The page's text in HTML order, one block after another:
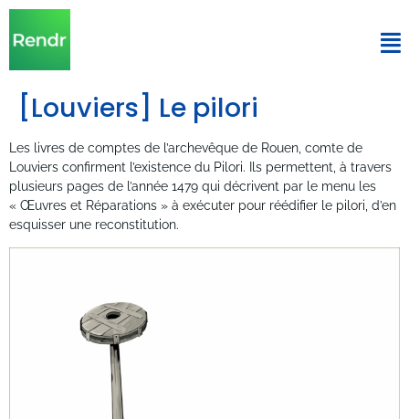
[Louviers] Le pilori
Les livres de comptes de l’archevêque de Rouen, comte de
Louviers confirment l’existence du Pilori. Ils permettent, à travers
plusieurs pages de l’année 1479 qui décrivent par le menu les
« Œuvres et Réparations » à exécuter pour réédifier le pilori, d’en
esquisser une reconstitution.